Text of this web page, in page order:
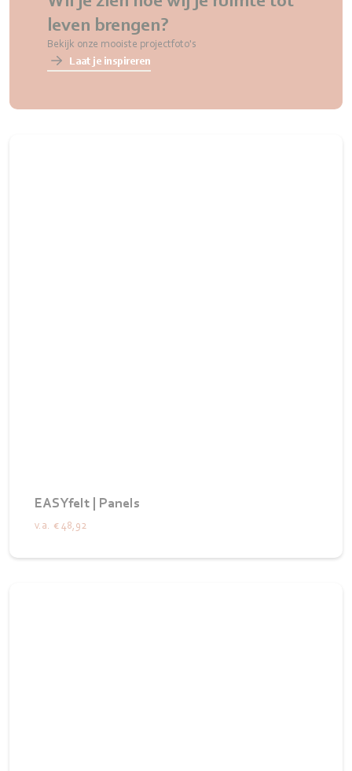
leven brengen?
Bekijk onze mooiste projectfoto's
Laat je inspireren
EASYfelt | Panels
v.a. € 48,92